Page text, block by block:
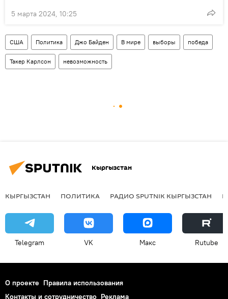
5 марта 2024, 10:25
США Политика Джо Байден В мире выборы победа
Такер Карлсон невозможность
Кыргызстан
КЫРГЫЗСТАН ПОЛИТИКА РАДИО SPUTNIK КЫРГЫЗСТАН
Telegram VK Макс Rutube
О проекте Правила использования
Контакты и сотрудничество Реклама